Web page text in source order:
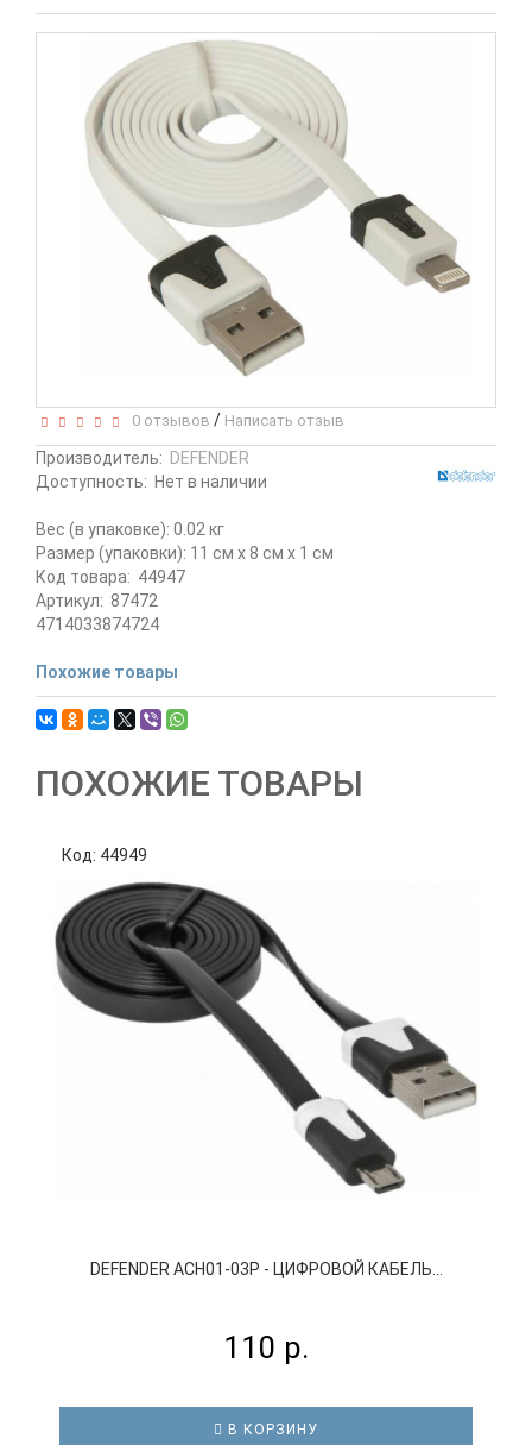
0 отзывов / Написать отзыв
Производитель: DEFENDER
Доступность: Нет в наличии
Вес (в упаковке): 0.02 кг
Размер (упаковки): 11 см x 8 см x 1 см
Код товара: 44947
Артикул: 87472
4714033874724
Похожие товары
ПОХОЖИЕ ТОВАРЫ
Код: 44949
DEFENDER ACH01-03P - ЦИФРОВОЙ КАБЕЛЬ...
110 р.
В КОРЗИНУ